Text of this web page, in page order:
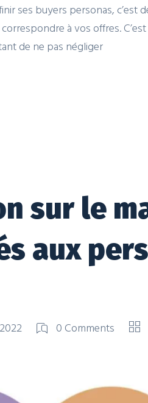
ses buyers personas, c’est
à vos offres.
de ne pas négliger
sur le
aux
0 Comments